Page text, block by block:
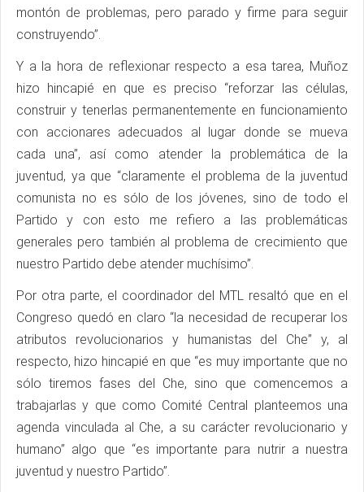
montón de problemas, pero parado y firme para seguir
construyendo”.
Y a la hora de reflexionar respecto a esa tarea, Muñoz
hizo hincapié en que es preciso “reforzar las células,
construir y tenerlas permanentemente en funcionamiento
con accionares adecuados al lugar donde se mueva
cada una”, así como atender la problemática de la
juventud, ya que “claramente el problema de la juventud
comunista no es sólo de los jóvenes, sino de todo el
Partido y con esto me refiero a las problemáticas
generales pero también al problema de crecimiento que
nuestro Partido debe atender muchísimo”.
Por otra parte, el coordinador del MTL resaltó que en el
Congreso quedó en claro “la necesidad de recuperar los
atributos revolucionarios y humanistas del Che” y, al
respecto, hizo hincapié en que “es muy importante que no
sólo tiremos fases del Che, sino que comencemos a
trabajarlas y que como Comité Central planteemos una
agenda vinculada al Che, a su carácter revolucionario y
humano” algo que “es importante para nutrir a nuestra
juventud y nuestro Partido”.